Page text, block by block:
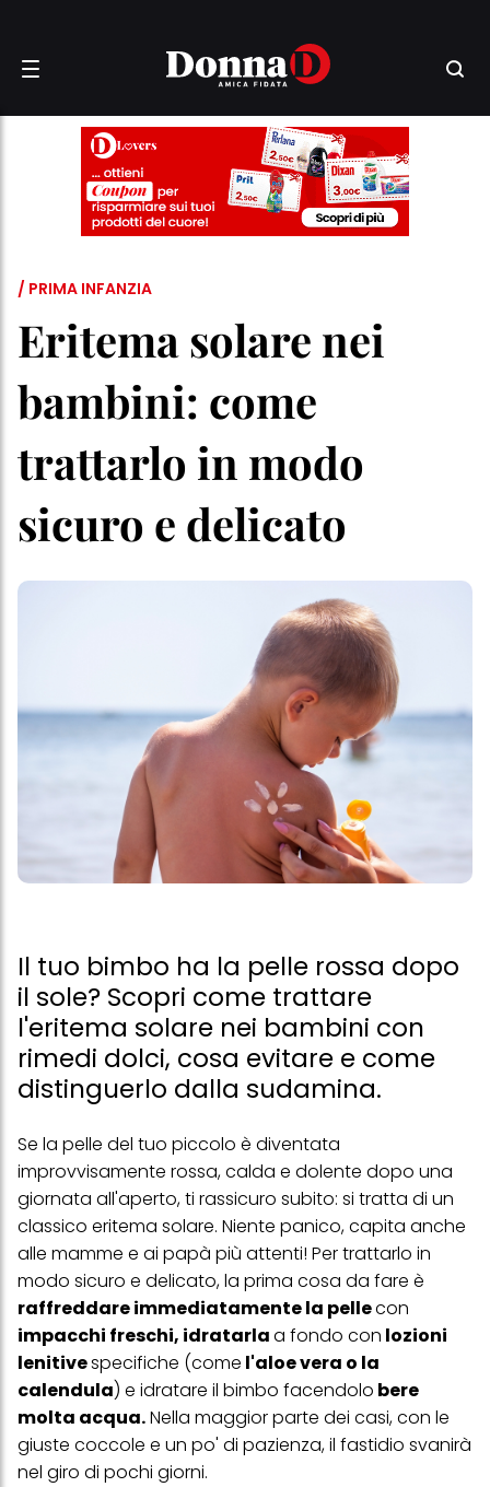
/ PRIMA INFANZIA
Eritema solare nei
bambini: come
trattarlo in modo
sicuro e delicato
Il tuo bimbo ha la pelle rossa dopo
il sole? Scopri come trattare
l'eritema solare nei bambini con
rimedi dolci, cosa evitare e come
distinguerlo dalla sudamina.
Se la pelle del tuo piccolo è diventata
improvvisamente rossa, calda e dolente dopo una
giornata all'aperto, ti rassicuro subito: si tratta di un
classico eritema solare. Niente panico, capita anche
alle mamme e ai papà più attenti! Per trattarlo in
modo sicuro e delicato, la prima cosa da fare è
raffreddare immediatamente la pellecon
impacchi freschi, idratarlaa fondo con lozioni
lenitivespecifiche (come l'aloe vera o la
calendula) e idratare il bimbo facendolo bere
molta acqua.Nella maggior parte dei casi, con le
giuste coccole e un po' di pazienza, il fastidio svanirà
nel giro di pochi giorni.